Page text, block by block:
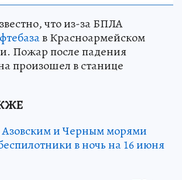
что из-за БПЛА
в Красноармейском
Пожар после падения
произошел в станице
и Черным морями
в ночь на 16 июня